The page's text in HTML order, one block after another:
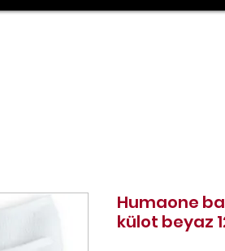
Humaone
külot beyaz